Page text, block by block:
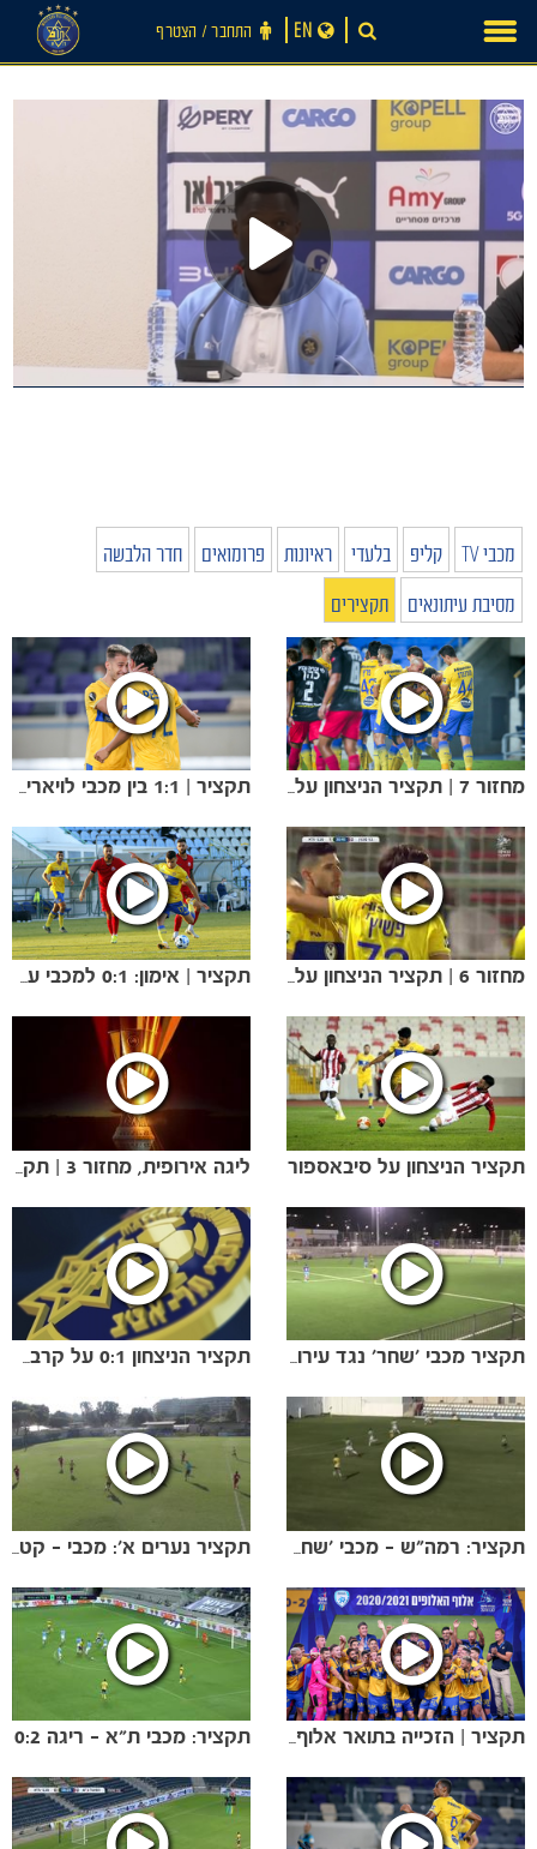
הקבוצות
content
התחבר ‪/‬ הצטרף EN
מכבי TV קליפ בלעדי ראיונות פרומואים
חדר הלבשה
מסיבת עיתונאים
תקצירים
תקציר | 1:1 בין מכבי לויאריאל מחזור 7 | תקציר הניצחון על הפועל חדרה
תקציר | אימון: 0:1 למכבי על הפועל חיפה מחזור 6 | תקציר הניצחון על בני סכנין
ליגה אירופית, מחזור 3 | תקציר המשחק נגד ויאריאל תקציר הניצחון על סיבאספור
תקציר הניצחון 0:1 על קרבאח תקציר מכבי ׳שחר׳ נגד עירוני נשר 2:3
תקציר: מכבי ת"א - ריגה 0:2 תקציר | הזכייה בתואר אלוף האלופים